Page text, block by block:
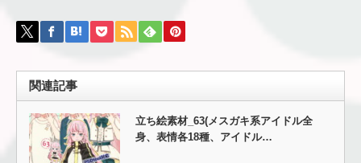
関連記事
立ち絵素材_63(メスガキ系アイドル全
身、表情各18種、アイドル…